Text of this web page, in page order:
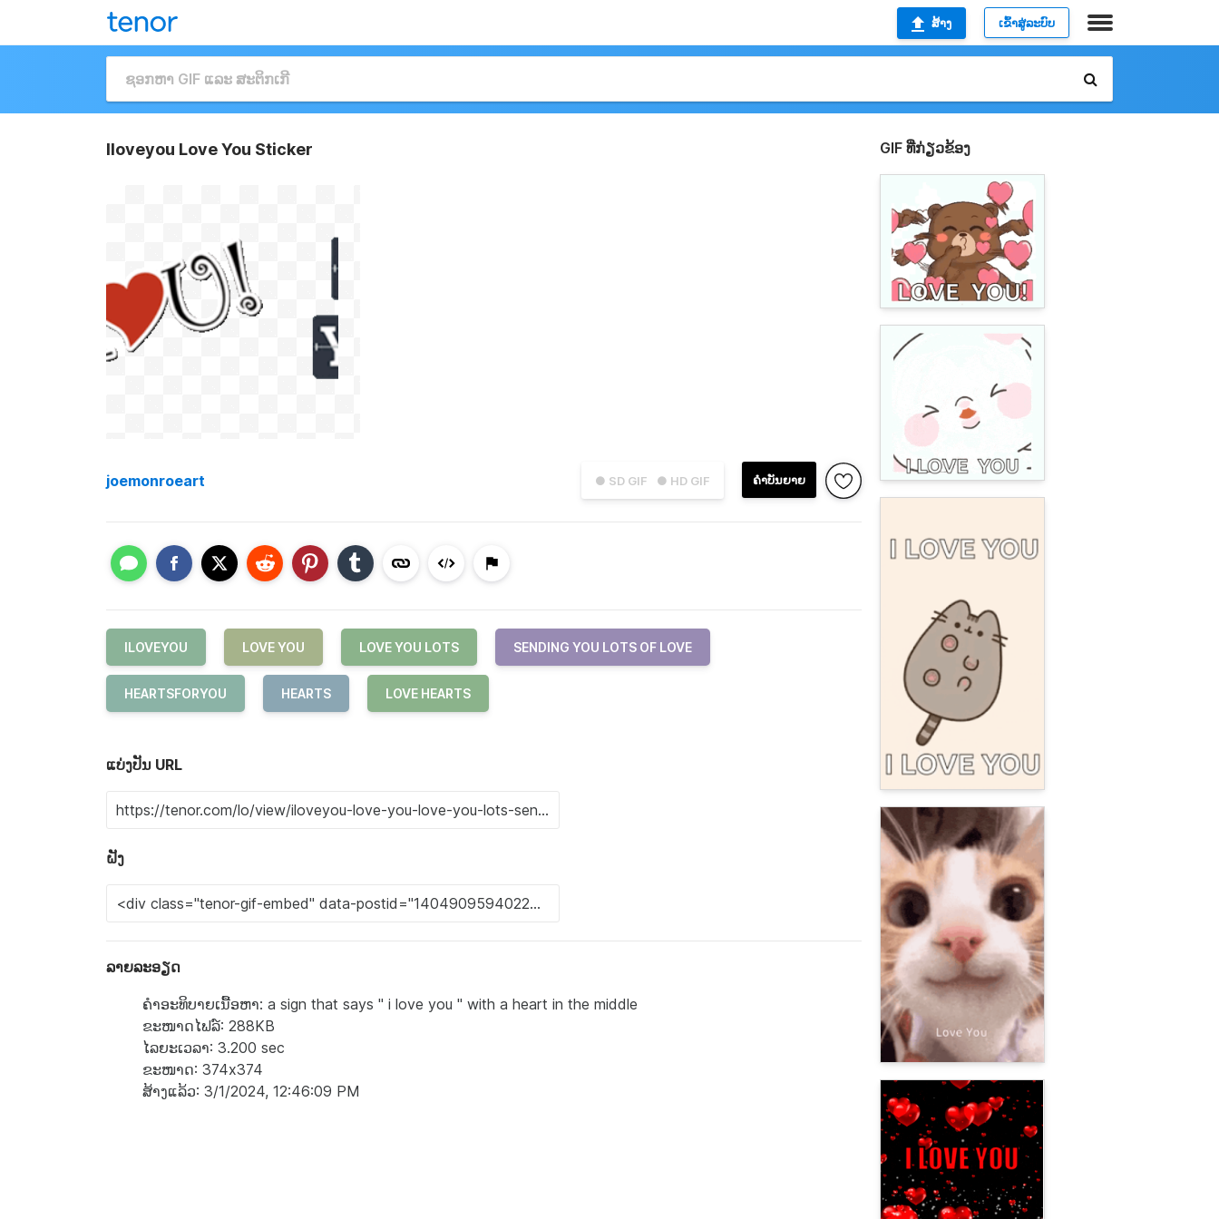
ສ້າງ ເຂົ້າສູ່ລະບົບ
Iloveyou Love You Sticker
● SD GIF ● HD GIF ຄຳບັນຍາຍ
joemonroeart
ILOVEYOU LOVE YOU LOVE YOU LOTS SENDING YOU LOTS OF LOVE
HEARTSFORYOU HEARTS LOVE HEARTS
ແບ່ງປັນ URL
ຝັງ
ລາຍລະອຽດ
ຄຳອະທິບາຍເນື້ອຫາ: a sign that says " i love you " with a heart in the middle
ຂະໜາດໄຟລ໌: 288KB
ໄລຍະເວລາ: 3.200 sec
ຂະໜາດ: 374x374
ສ້າງແລ້ວ: 3/1/2024, 12:46:09 PM
GIF ທີ່ກ່ຽວຂ້ອງ